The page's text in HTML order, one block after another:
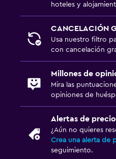
Zona de trabajo
Escritorio
Nevera
Ideal para familias
Cuna/cama nido disponibles
hoteles y
CANCELACIÓN
Usa nuestro filtro
con cancelación
Millones de
Mira las
opiniones de
Alertas de
¿Aún no quieres
Crea una alerta de
seguimiento.